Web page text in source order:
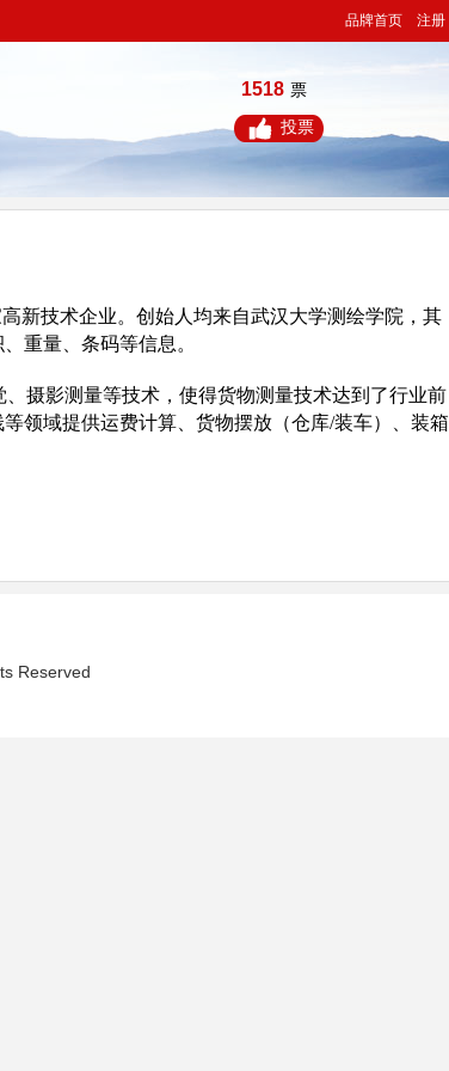
品牌首页 注册
1518 票
投票
新技术企业。创始人均来自武汉大学测绘学院，其
重量、条码等信息。
摄影测量等技术，使得货物测量技术达到了行业前
领域提供运费计算、货物摆放（仓库/装车）、装箱
Reserved